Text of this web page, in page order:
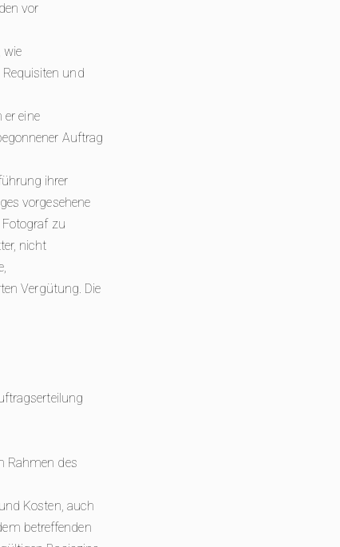
vor
wie
und
eine
Auftrag
ihrer
vorgesehene
zu
nicht
Vergütung. Die
Rahmen des
Kosten, auch
betreffenden